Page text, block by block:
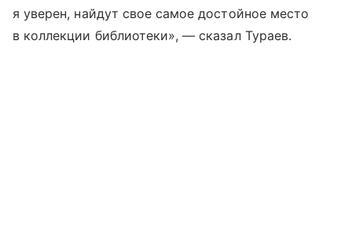
я уверен, найдут свое самое достойное место
в коллекции библиотеки», — сказал Тураев.